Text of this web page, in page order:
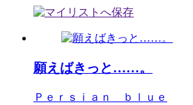
願えばきっと……。
Ｐｅｒｓｉａｎ ｂｌｕｅ